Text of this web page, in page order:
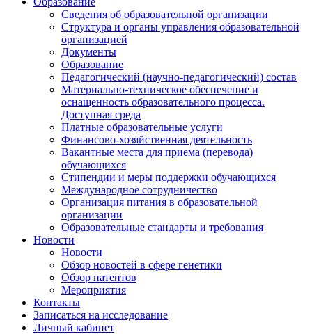
Сведения об образовательной организации
Структура и органы управления образовательной
организацией
Документы
Образование
Педагогический (научно-педагогический) состав
Материально-техническое обеспечение и
оснащенность образовательного процесса.
Доступная среда
Платные образовательные услуги
Финансово-хозяйственная деятельность
Вакантные места для приема (перевода)
обучающихся
Стипендии и меры поддержки обучающихся
Международное сотрудничество
Организация питания в образовательной
организации
Образовательные стандарты и требования
Новости
Новости
Обзор новостей в сфере генетики
Обзор патентов
Мероприятия
Контакты
Записаться на исследование
Личный кабинет